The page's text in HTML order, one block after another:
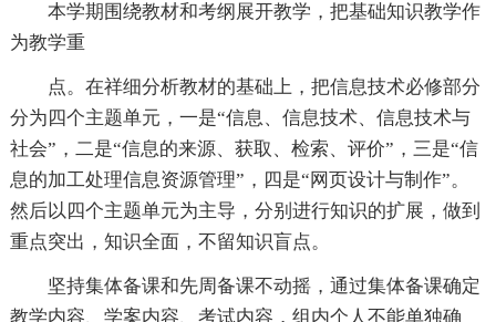
本学期围绕教材和考纲展开教学，把基础知识教学作
为教学重
点。在祥细分析教材的基础上，把信息技术必修部分
分为四个主题单元，一是“信息、信息技术、信息技术与
社会”，二是“信息的来源、获取、检索、评价”，三是“信
息的加工处理信息资源管理”，四是“网页设计与制作”。
然后以四个主题单元为主导，分别进行知识的扩展，做到
重点突出，知识全面，不留知识盲点。
坚持集体备课和先周备课不动摇，通过集体备课确定
教学内容、学案内容、考试内容，组内个人不能单独确